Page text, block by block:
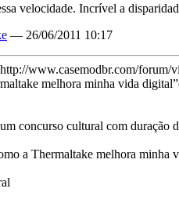
velocidade. Incrível a
— 26/06/2011 10:17
http://www.casemodbr.com/forum/
melhora minha vida
concurso cultural com duração
a Thermaltake melhora minha